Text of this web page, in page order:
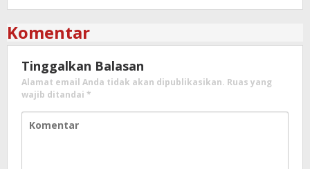
Komentar
Tinggalkan Balasan
Alamat email Anda tidak akan dipublikasikan. Ruas yang
wajib ditandai *